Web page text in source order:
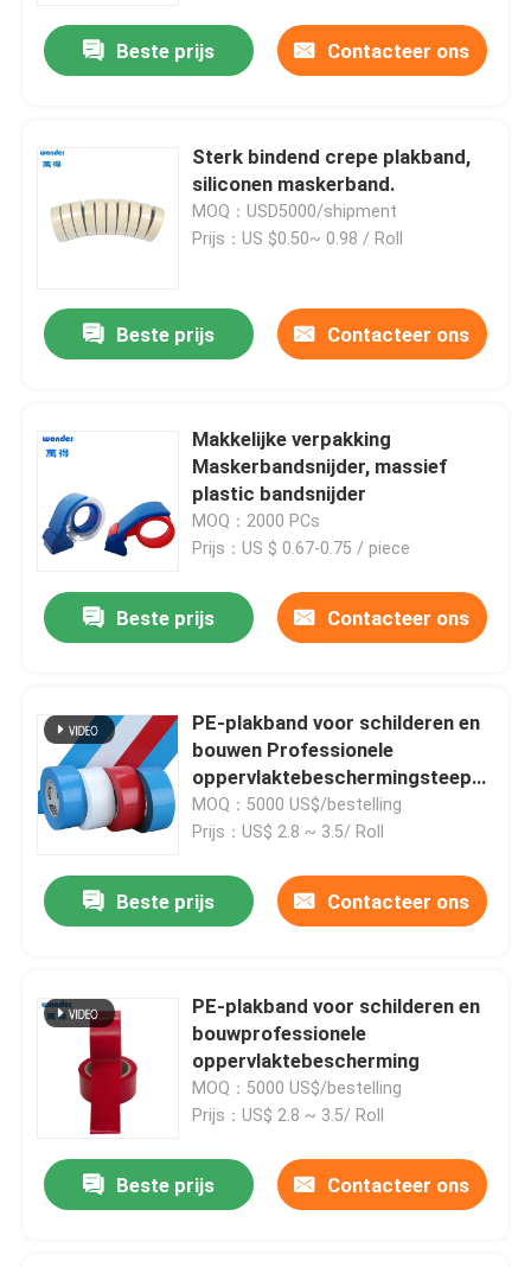
Beste prijs Contacteer ons
Sterk bindend crepe plakband,
siliconen maskerband.
MOQ：USD5000/shipment
Prijs：US $0.50~ 0.98 / Roll
Beste prijs Contacteer ons
Makkelijke verpakking
Maskerbandsnijder, massief
plastic bandsnijder
MOQ：2000 PCs
Prijs：US $ 0.67-0.75 / piece
Beste prijs Contacteer ons
PE-plakband voor schilderen en
bouwen Professionele
oppervlaktebeschermingsteep
Gemakkelijk verwijderen
MOQ：5000 US$/bestelling
Prijs：US$ 2.8 ~ 3.5/ Roll
Beste prijs Contacteer ons
PE-plakband voor schilderen en
bouwprofessionele
oppervlaktebescherming
MOQ：5000 US$/bestelling
Prijs：US$ 2.8 ~ 3.5/ Roll
Beste prijs Contacteer ons